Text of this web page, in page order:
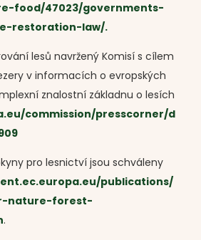
food/47023/governments-
restoration-law/.
lesů navržený Komisí s cílem
v informacích o evropských
znalostní základnu o lesích
commission/presscorner/d
pro lesnictví jsou schváleny
publications/
nature-forest-
.